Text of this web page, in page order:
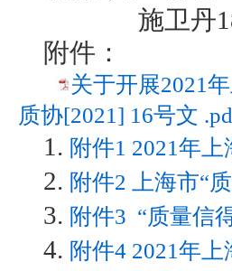
施卫丹
附件：
关于开展2021
质协[2021] 16号文
1. 附件1 2021年
2. 附件2 上海市“
3. 附件3 “质量信
4. 附件4 2021年